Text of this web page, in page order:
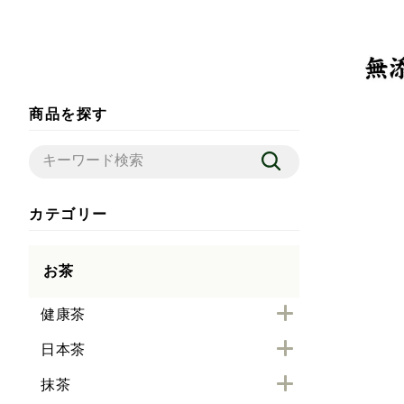
商品を探す
カテゴリー
お茶
健康茶
日本茶
抹茶